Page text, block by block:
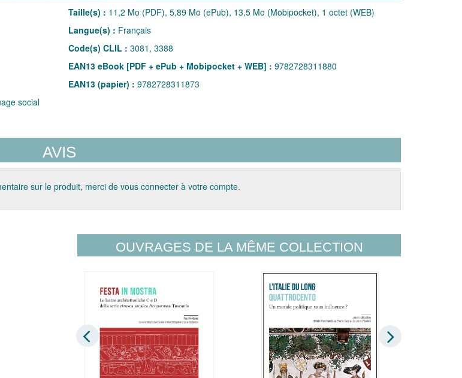
social
Taille(s) : 11,2 Mo (PDF), 5,89 Mo (ePub), 13,5 Mo (Mobipocket), 1 octet (WEB)
Langue(s) : Français
Code(s) CLIL : 3081, 3388
EAN13 eBook [PDF + ePub + Mobipocket + WEB] : 9782728311880
EAN13 (papier) : 9782728311873
AVIS
sur le produit, merci de vous connecter à votre compte.
OUVRAGES DE LA MÊME COLLECTION